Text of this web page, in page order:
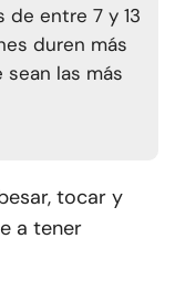
de entre 7 y 13
duren más
las más
tocar y
a tener